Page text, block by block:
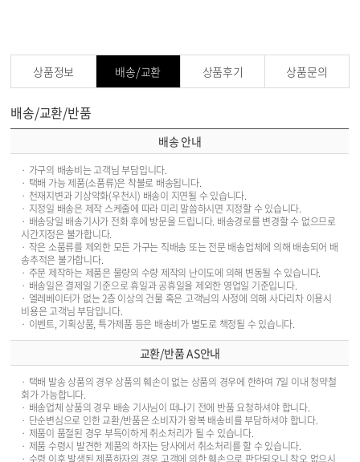
상품정보 배송/교환 상품후기 상품문의
배송/교환/반품
배송 안내
· 가구의 배송비는 고객님 부담입니다.
· 택배 가능 제품(소품류)은 착불로 배송됩니다.
· 천재지변과 기상악화(우천시) 배송이 지연될 수 있습니다.
· 지정일 배송은 제작 스케줄에 따라 미리 말씀하시면 지정할 수 있습니다.
· 배송당일 배송기사가 전화 후에 방문을 드립니다. 배송경로를 변경할 수 없으므로
시간지정은 불가합니다.
· 작은 소품류를 제외한 모든 가구는 직배송 또는 전문 배송업체에 의해 배송되어 배
송추적은 불가합니다.
· 주문 제작하는 제품은 물량의 수량 제작의 난이도에 의해 변동될 수 있습니다.
· 배송일은 결제일 기준으로 휴일과 공휴일을 제외한 영업일 기준입니다.
· 엘레베이터가 없는 2층 이상의 건물 혹은 고객님의 사정에 의해 사다리차 이용시
비용은 고객님 부담입니다.
· 이벤트, 기획상품, 특가제품 등은 배송비가 별도로 책정될 수 있습니다.
교환/반품 AS안내
· 택배 발송 상품의 경우 상품의 훼손이 없는 상품의 경우에 한하여 7일 이내 청약철
회가 가능합니다.
· 배송업체 상품의 경우 배송 기사님이 떠나기 전에 반품 요청하셔야 합니다.
· 단순변심으로 인한 교환/반품은 소비자가 왕복 배송비를 부담하셔야 합니다.
· 제품이 품절된 경우 부득이하게 취소처리가 될 수 있습니다.
· 제품 수령시 발견한 제품의 하자는 당사에서 취소처리를 할 수 있습니다.
· 수령 이후 발생된 제품하자의 경우 고객에 의한 훼손으로 판단되오니 착오 없으시